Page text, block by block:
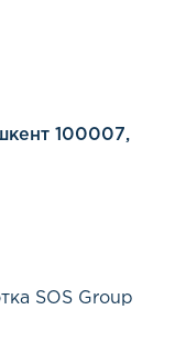
100007,
SOS Group